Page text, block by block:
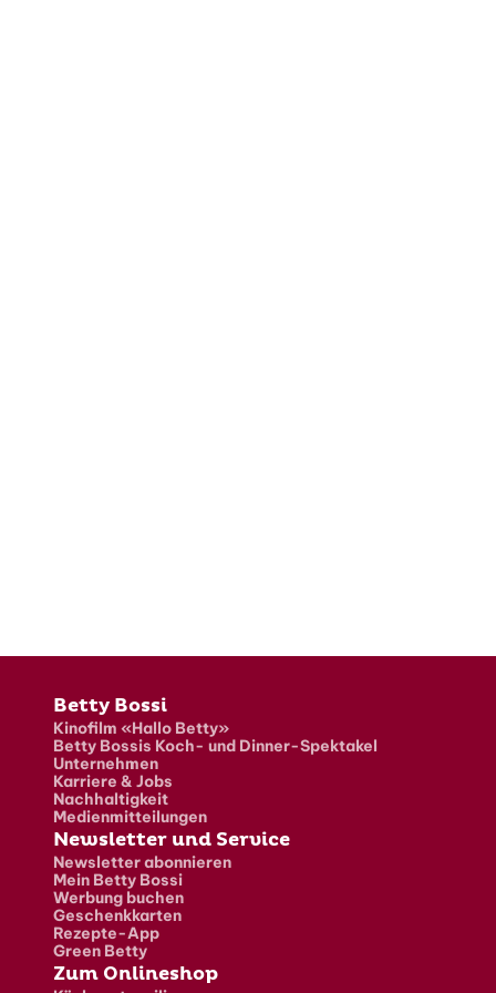
Fusszeile
Betty Bossi
Kinofilm «Hallo Betty»
Betty Bossis Koch- und Dinner-Spektakel
Unternehmen
Karriere & Jobs
Nachhaltigkeit
Medienmitteilungen
Newsletter und Service
Newsletter abonnieren
Mein Betty Bossi
Werbung buchen
Geschenkkarten
Rezepte-App
Green Betty
Zum Onlineshop